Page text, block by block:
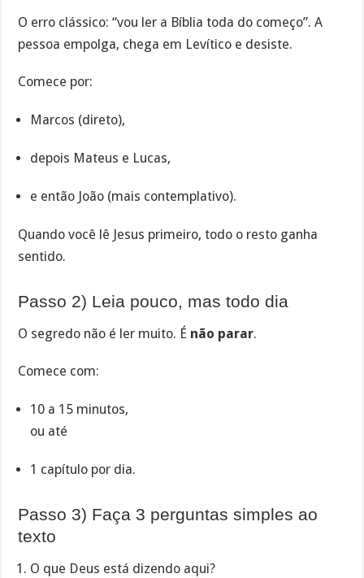
O erro clássico: “vou ler a Bíblia toda do começo”. A
pessoa empolga, chega em Levítico e desiste.
Comece por:
Marcos (direto),
depois Mateus e Lucas,
e então João (mais contemplativo).
Quando você lê Jesus primeiro, todo o resto ganha
sentido.
Passo 2) Leia pouco, mas todo dia
O segredo não é ler muito. É não parar.
Comece com:
10 a 15 minutos,
ou até
1 capítulo por dia.
Passo 3) Faça 3 perguntas simples ao
texto
O que Deus está dizendo aqui?